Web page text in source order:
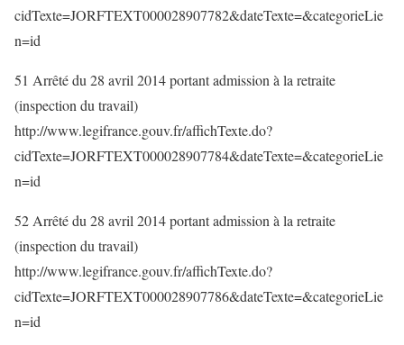
cidTexte=JORFTEXT000028907782&dateTexte=&categorieLie
n=id
51 Arrêté du 28 avril 2014 portant admission à la retraite
(inspection du travail)
http://www.legifrance.gouv.fr/affichTexte.do?
cidTexte=JORFTEXT000028907784&dateTexte=&categorieLie
n=id
52 Arrêté du 28 avril 2014 portant admission à la retraite
(inspection du travail)
http://www.legifrance.gouv.fr/affichTexte.do?
cidTexte=JORFTEXT000028907786&dateTexte=&categorieLie
n=id